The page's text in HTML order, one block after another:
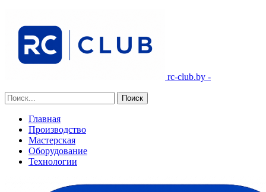
rc-club.by -
Главная
Производство
Мастерская
Оборудование
Технологии